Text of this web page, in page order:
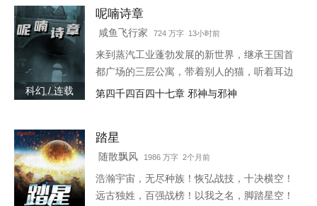
科幻 / 连载
呢喃诗章
咸鱼飞行家 724 万字 13小时前
来到蒸汽工业蓬勃发展的新世界，继承王国首
都广场的三层公寓，带着别人的猫，听着耳边
的呢喃之语，去见证这个诡秘而离奇的时代。
第四千四百四十七章 邪神与邪神
踏星
随散飘风 1986 万字 2个月前
浩瀚宇宙，无尽种族！恢弘战技，十决横空！
远古独姓，百强战榜！以我之名，脚踏星空！